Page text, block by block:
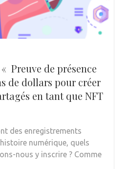
Preuve de présence
de dollars pour créer
en tant que NFT
des enregistrements
numérique, quels
nous y inscrire ? Comme